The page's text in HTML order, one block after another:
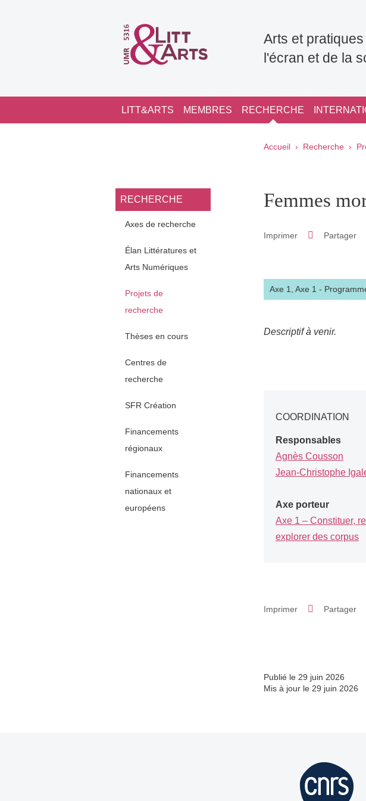
Arts et
l'écran et de la
Navigation principale
LITT&ARTS MEMBRES RECHERCHE
Fil d'Ariane
Accueil Recherche
Navigation principale Sidebar
RECHERCHE
Axes de recherche
Élan Littératures et
Arts Numériques
Projets de
recherche
Thèses en cours
Centres de
recherche
SFR Création
Financements
régionaux
Financements
nationaux et
européens
Femmes
Imprimer Partager
Axe 1, Axe 1 -
Descriptif à venir.
COORDINATION
Responsables
Agnès Cousson
Jean-Christophe
Axe porteur
Axe 1 – Constituer,
explorer des corpus
Imprimer Partager
Publié le 29 juin 2026
Mis à jour le 29 juin 2026